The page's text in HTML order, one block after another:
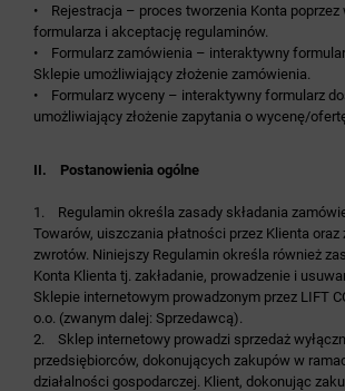
• Rejestracja – proces tworzenia Konta poprzez
formularza i akceptację regulaminów.
• Formularz zamówienia – interaktywny
Sklepie umożliwiający złożenie zamówienia.
• Formularz wyceny – interaktywny formularz
umożliwiający złożenie zapytania o wycenę/
II. Postanowienia ogólne
1. Regulamin określa zasady składania
Towarów, uiszczania płatności przez Klienta
zwrotów. Niniejszy Regulamin określa również
Konta Klienta tj. zakładanie, prowadzenie i
Sklepie internetowym prowadzonym przez LIFT
o.o. (zwanym dalej: Sprzedawcą).
2. Sklep internetowy prowadzi sprzedaż
przedsiębiorców, dokonujących zakupów w
działalności gospodarczej. Klient, dokonując